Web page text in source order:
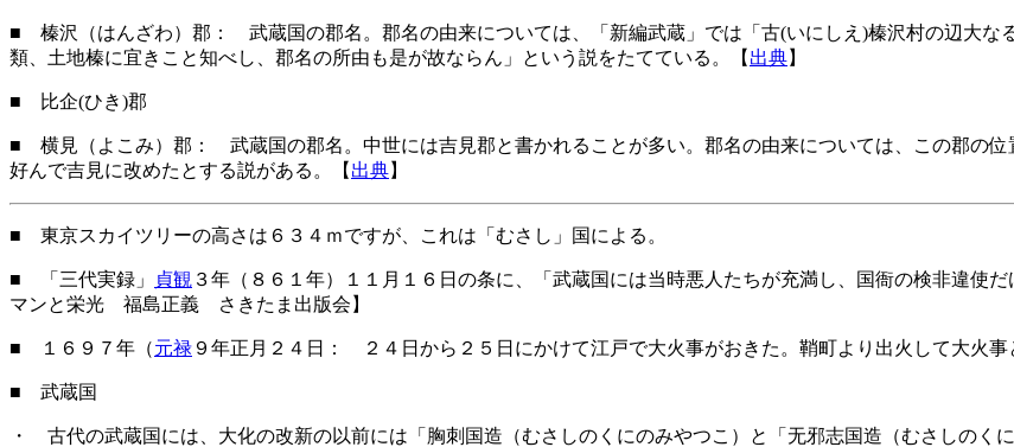
■ 榛沢（はんざわ）郡： 武蔵国の郡名。郡名の由来については、「新編武蔵」では「古(いにしえ)榛沢村の辺大な
類、土地榛に宜きこと知べし、郡名の所由も是が故ならん」という説をたてている。【 出典】
■ 比企(ひき)郡
■ 横見（よこみ）郡： 武蔵国の郡名。中世には吉見郡と書かれることが多い。郡名の由来については、この郡の
好んで吉見に改めたとする説がある。【 出典】
■ 東京スカイツリーの高さは６３４ｍですが、これは「むさし」国による。
■ 「三代実録」 貞観 ３年（８６１年）１１月１６日の条に、「武蔵国には当時悪人たちが充満し、国衙の検非違
マンと栄光 福島正義 さきたま出版会】
■ １６９７年（元禄 ９年正月２４日： ２４日から２５日にかけて江戸で大火事がおきた。鞘町より出火して大火
■ 武蔵国
・ 古代の武蔵国には、大化の改新の以前には「胸刺国造（むさしのくにのみやつこ）と「无邪志国造（むさしのく